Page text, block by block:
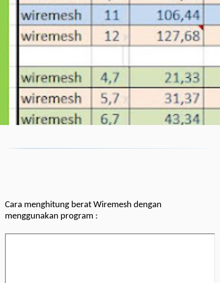
Cara menghitung berat Wiremesh dengan
menggunakan program :